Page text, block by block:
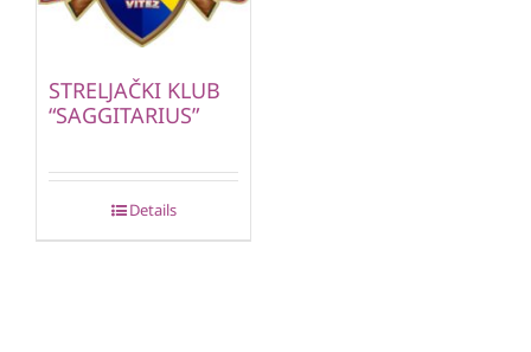
STRELJAČKI KLUB
“SAGGITARIUS”
Details